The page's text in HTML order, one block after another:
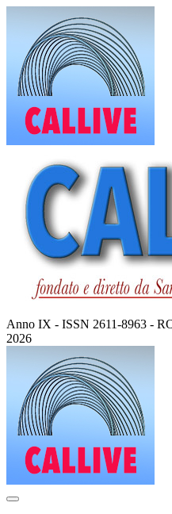
contenuto
Anno IX - ISSN 2611-8963 -
2026